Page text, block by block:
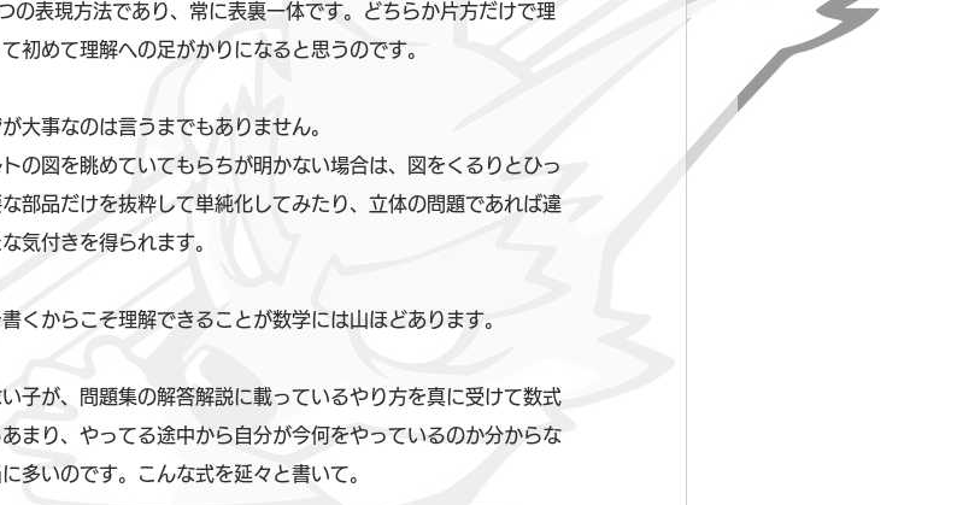
の表現方法であり、常に表裏一体です。どちらか片方だけで理
初めて理解への足がかりになると思うのです。
大事なのは言うまでもありません。
の図を眺めていてもらちが明かない場合は、図をくるりとひっ
部品だけを抜粋して単純化してみたり、立体の問題であれば違
気付きを得られます。
くからこそ理解できることが数学には山ほどあります。
子が、問題集の解答解説に載っているやり方を真に受けて数式
まり、やってる途中から自分が今何をやっているのか分からな
多いのです。こんな式を延々と書いて。